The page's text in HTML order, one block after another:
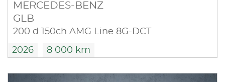
MERCEDES-BENZ
GLB
200 d 150ch AMG Line 8G-DCT
2026 8 000 km